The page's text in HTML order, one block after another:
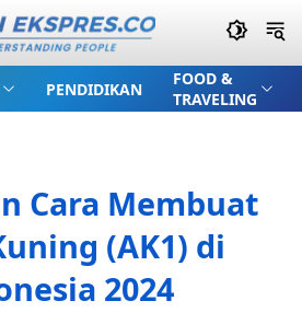
PENDIDIKAN
FOOD &
TRAVELING
Cara Membuat
(AK1) di
2024